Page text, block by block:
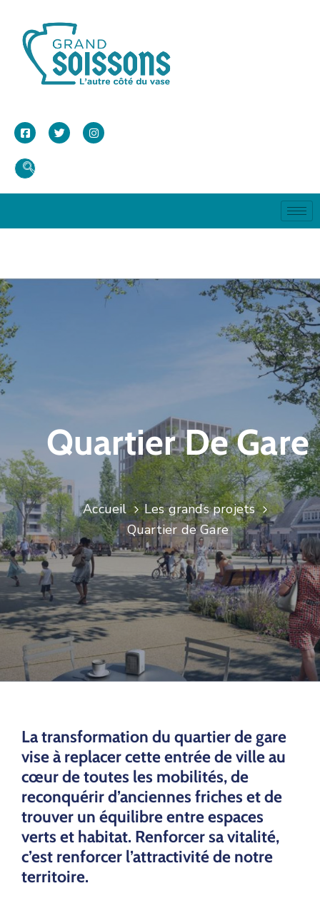
Quartier De Gare
Accueil
Les grands projets
Quartier de Gare
La transformation du quartier de gare
vise à replacer cette entrée de ville au
cœur de toutes les mobilités, de
reconquérir d’anciennes friches et de
trouver un équilibre entre espaces
verts et habitat. Renforcer sa vitalité,
c’est renforcer l’attractivité de notre
territoire.